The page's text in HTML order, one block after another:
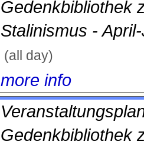
Gedenkbibliothek
Stalinismus -
(all day)
more info
Gedenkbibliothek